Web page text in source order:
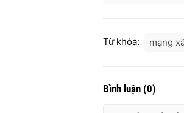
Từ khóa: mạng
Bình luận (0)